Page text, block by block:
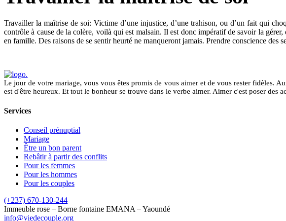
Travailler la maîtrise de soi: Victime d’une injustice, d’une trahison, ou d’un fait qui
contrôle à cause de la colère, voilà qui est malsain. Il est donc impératif de savoir la
en famille. Des raisons de se sentir heurté ne manqueront jamais. Prendre conscience
Le jour de votre mariage, vous vous êtes promis de vous aimer et de vous rester fidèles.
est d'être heureux. Et tout le bonheur se trouve dans le verbe aimer. Aimer c'est poser
Services
Conseil prénuptial
Mariage
Être un bon parent
Rebâtir à partir des conflits
Pour les femmes
Pour les hommes
Pour les couples
(+237) 670-130-244
Immeuble rose – Borne fontaine EMANA – Yaoundé
info@viedecouple.org